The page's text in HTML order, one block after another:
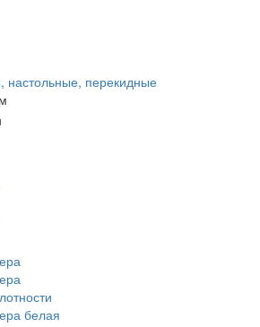
настольные, перекидные
белая